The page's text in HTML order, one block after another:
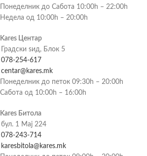
Понеделник до Сабота 10:00h – 22:00h
Недела од 10:00h – 20:00h
Kares Центар
Градски ѕид, Блок 5
078-254-617
centar@kares.mk
Понеделник до петок 09:30h – 20:00h
Сабота од 10:00h – 16:00h
Kares Битола
бул. 1 Мај 224
078-243-714
karesbitola@kares.mk